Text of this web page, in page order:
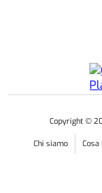
Copyright ©
Chi siamo Cosa